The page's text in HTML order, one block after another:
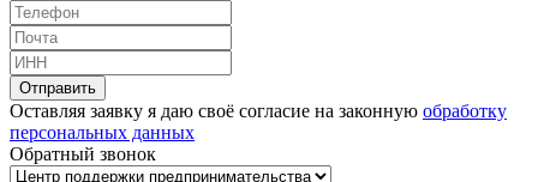
Оставляя заявку я даю своё согласие на законную обработку
персональных данных
Обратный звонок